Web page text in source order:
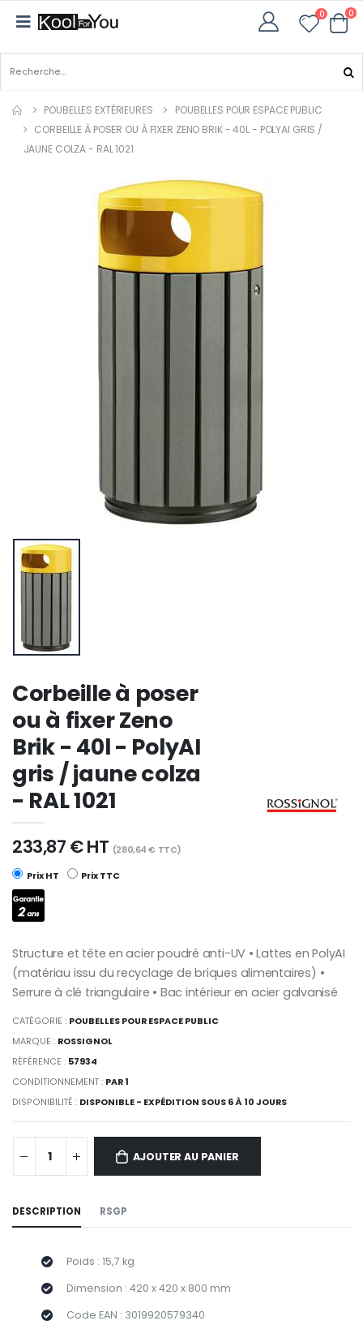
0 0
POUBELLES EXTÉRIEURES
POUBELLES POUR ESPACE PUBLIC
CORBEILLE À POSER OU À FIXER ZENO BRIK - 40L - POLYAI GRIS /
JAUNE COLZA - RAL 1021
Corbeille à poser
ou à fixer Zeno
Brik - 40l - PolyAI
gris / jaune colza
- RAL 1021
233,87 € HT (280,64 € TTC)
Prix HT Prix TTC
Structure et tête en acier poudré anti-UV • Lattes en PolyAI
(matériau issu du recyclage de briques alimentaires) •
Serrure à clé triangulaire • Bac intérieur en acier galvanisé
CATÉGORIE : POUBELLES POUR ESPACE PUBLIC
MARQUE : ROSSIGNOL
RÉFÉRENCE : 57934
CONDITIONNEMENT : PAR 1
DISPONIBILITÉ : DISPONIBLE - EXPÉDITION SOUS 6 À 10 JOURS
AJOUTER AU PANIER
DESCRIPTION RSGP
Poids : 15,7 kg
Dimension : 420 x 420 x 800 mm
Code EAN : 3019920579340